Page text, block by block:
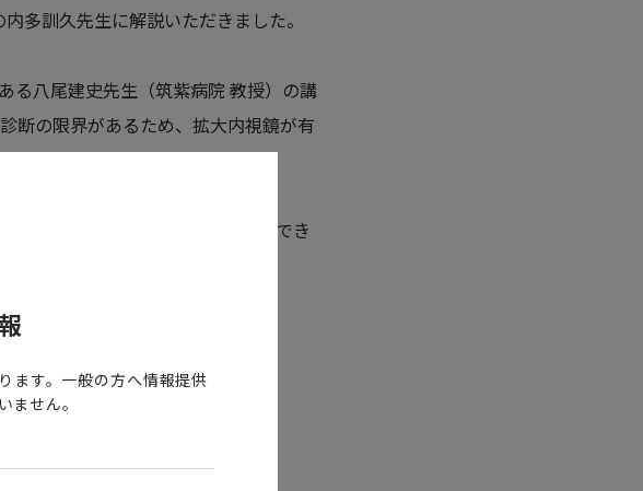
多訓久先生に解説いただきました。
る八尾建史先生（筑紫病院 教授）の講
断の限界があるため、拡大内視鏡が有
は診断が難しい症例をNBIで発見でき
にお答えいただきました。
ます。一般の方へ情報提供
ません。